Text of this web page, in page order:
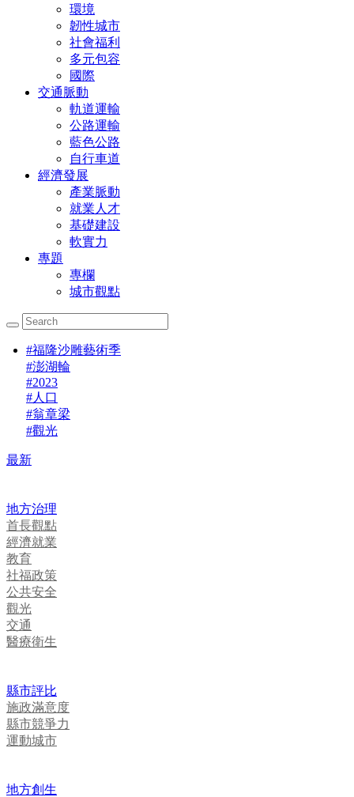
環境
韌性城市
社會福利
多元包容
國際
交通脈動
軌道運輸
公路運輸
藍色公路
自行車道
經濟發展
產業脈動
就業人才
基礎建設
軟實力
專題
專欄
城市觀點
#福隆沙雕藝術季
#澎湖輪
#2023
#人口
#翁章梁
#觀光
最新
地方治理
首長觀點
經濟就業
教育
社福政策
公共安全
觀光
交通
醫療衛生
縣市評比
施政滿意度
縣市競爭力
運動城市
地方創生